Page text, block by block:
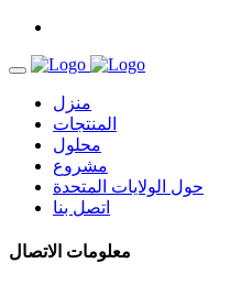
منزل
المنتجات
محلول
مشروع
حول الولايات المتحدة
اتصل بنا
معلومات الاتصال